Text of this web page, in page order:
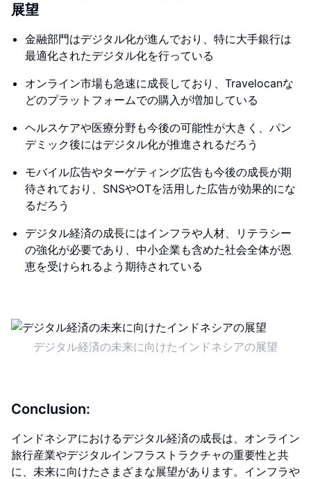
展望
金融部門はデジタル化が進んでおり、特に大手銀行は
最適化されたデジタル化を行っている
オンライン市場も急速に成長しており、Travelocanな
どのプラットフォームでの購入が増加している
ヘルスケアや医療分野も今後の可能性が大きく、パン
デミック後にはデジタル化が推進されるだろう
モバイル広告やターゲティング広告も今後の成長が期
待されており、SNSやOTを活用した広告が効果的にな
るだろう
デジタル経済の成長にはインフラや人材、リテラシー
の強化が必要であり、中小企業も含めた社会全体が恩
恵を受けられるよう期待されている
デジタル経済の未来に向けたインドネシアの展望
Conclusion:
インドネシアにおけるデジタル経済の成長は、オンライン
旅行産業やデジタルインフラストラクチャの重要性と共
に、未来に向けたさまざまな展望があります。インフラや